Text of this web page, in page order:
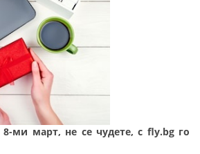
ми март, не се чудете, с fly.bg го